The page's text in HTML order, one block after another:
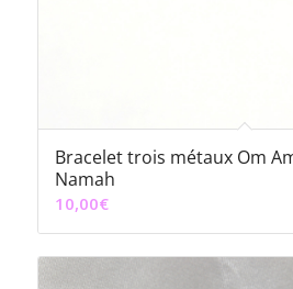
Bracelet trois métaux Om
Namah
10,00€